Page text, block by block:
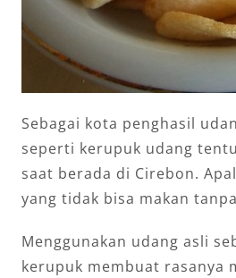
Sebagai kota penghasil
seperti kerupuk udang
saat berada di Cirebon.
yang tidak bisa makan
Menggunakan udang asli
kerupuk membuat rasanya